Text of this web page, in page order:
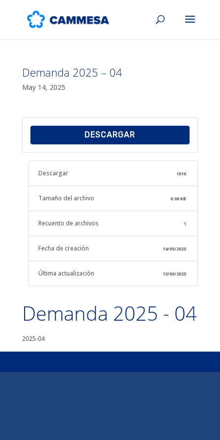
Demanda 2025 – 04
May 14, 2025
DESCARGAR
Descargar 1016
Tamaño del archivo 0.00 KB
Recuento de archivos 1
Fecha de creación 14/05/2025
Última actualización 13/06/2025
Demanda 2025 - 04
2025-04